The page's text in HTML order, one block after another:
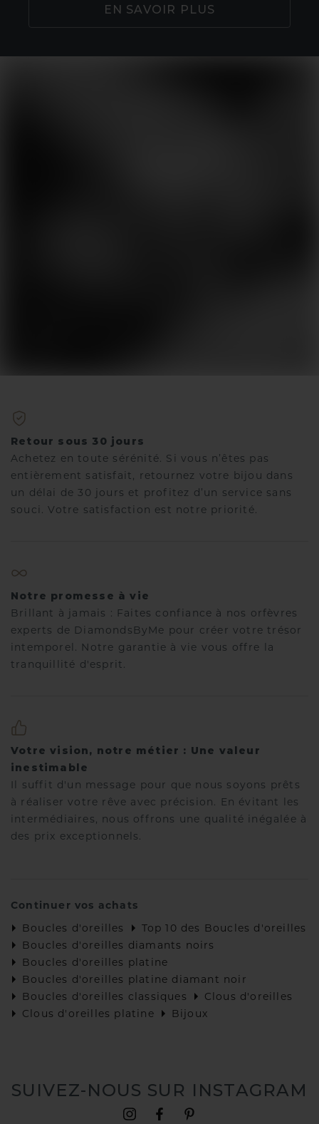
EN SAVOIR PLUS
Retour sous 30 jours
Achetez en toute sérénité. Si vous n’êtes pas
entièrement satisfait, retournez votre bijou dans
un délai de 30 jours et profitez d’un service sans
souci. Votre satisfaction est notre priorité.
Notre promesse à vie
Brillant à jamais : Faites confiance à nos orfèvres
experts de DiamondsByMe pour créer votre trésor
intemporel. Notre garantie à vie vous offre la
tranquillité d'esprit.
Votre vision, notre métier : Une valeur
inestimable
Il suffit d'un message pour que nous soyons prêts
à réaliser votre rêve avec précision. En évitant les
intermédiaires, nous offrons une qualité inégalée à
des prix exceptionnels.
Continuer vos achats
Boucles d'oreilles
Top 10 des Boucles d'oreilles
Boucles d'oreilles diamants noirs
Boucles d'oreilles platine
Boucles d'oreilles platine diamant noir
Boucles d'oreilles classiques
Clous d'oreilles
Clous d'oreilles platine
Bijoux
SUIVEZ-NOUS SUR INSTAGRAM